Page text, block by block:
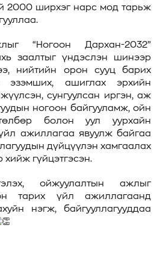
2000 ширхэг нарс мод тарьж
“Ногоон Дархан-2032”
заалтыг үндэслэн шинээр
нийтийн орон сууц барих
эзэмших, ашиглах эрхийн
сунгуулсан иргэн, аж
ногоон байгууламж, ойн
болон уул уурхайн
ажиллагаа явуулж байгаа
дүйцүүлэн хамгаалах
гүйцэтгэсэн.
ойжуулалтын ажлыг
тарих үйл ажиллагаанд
нэгж, байгууллагууддаа